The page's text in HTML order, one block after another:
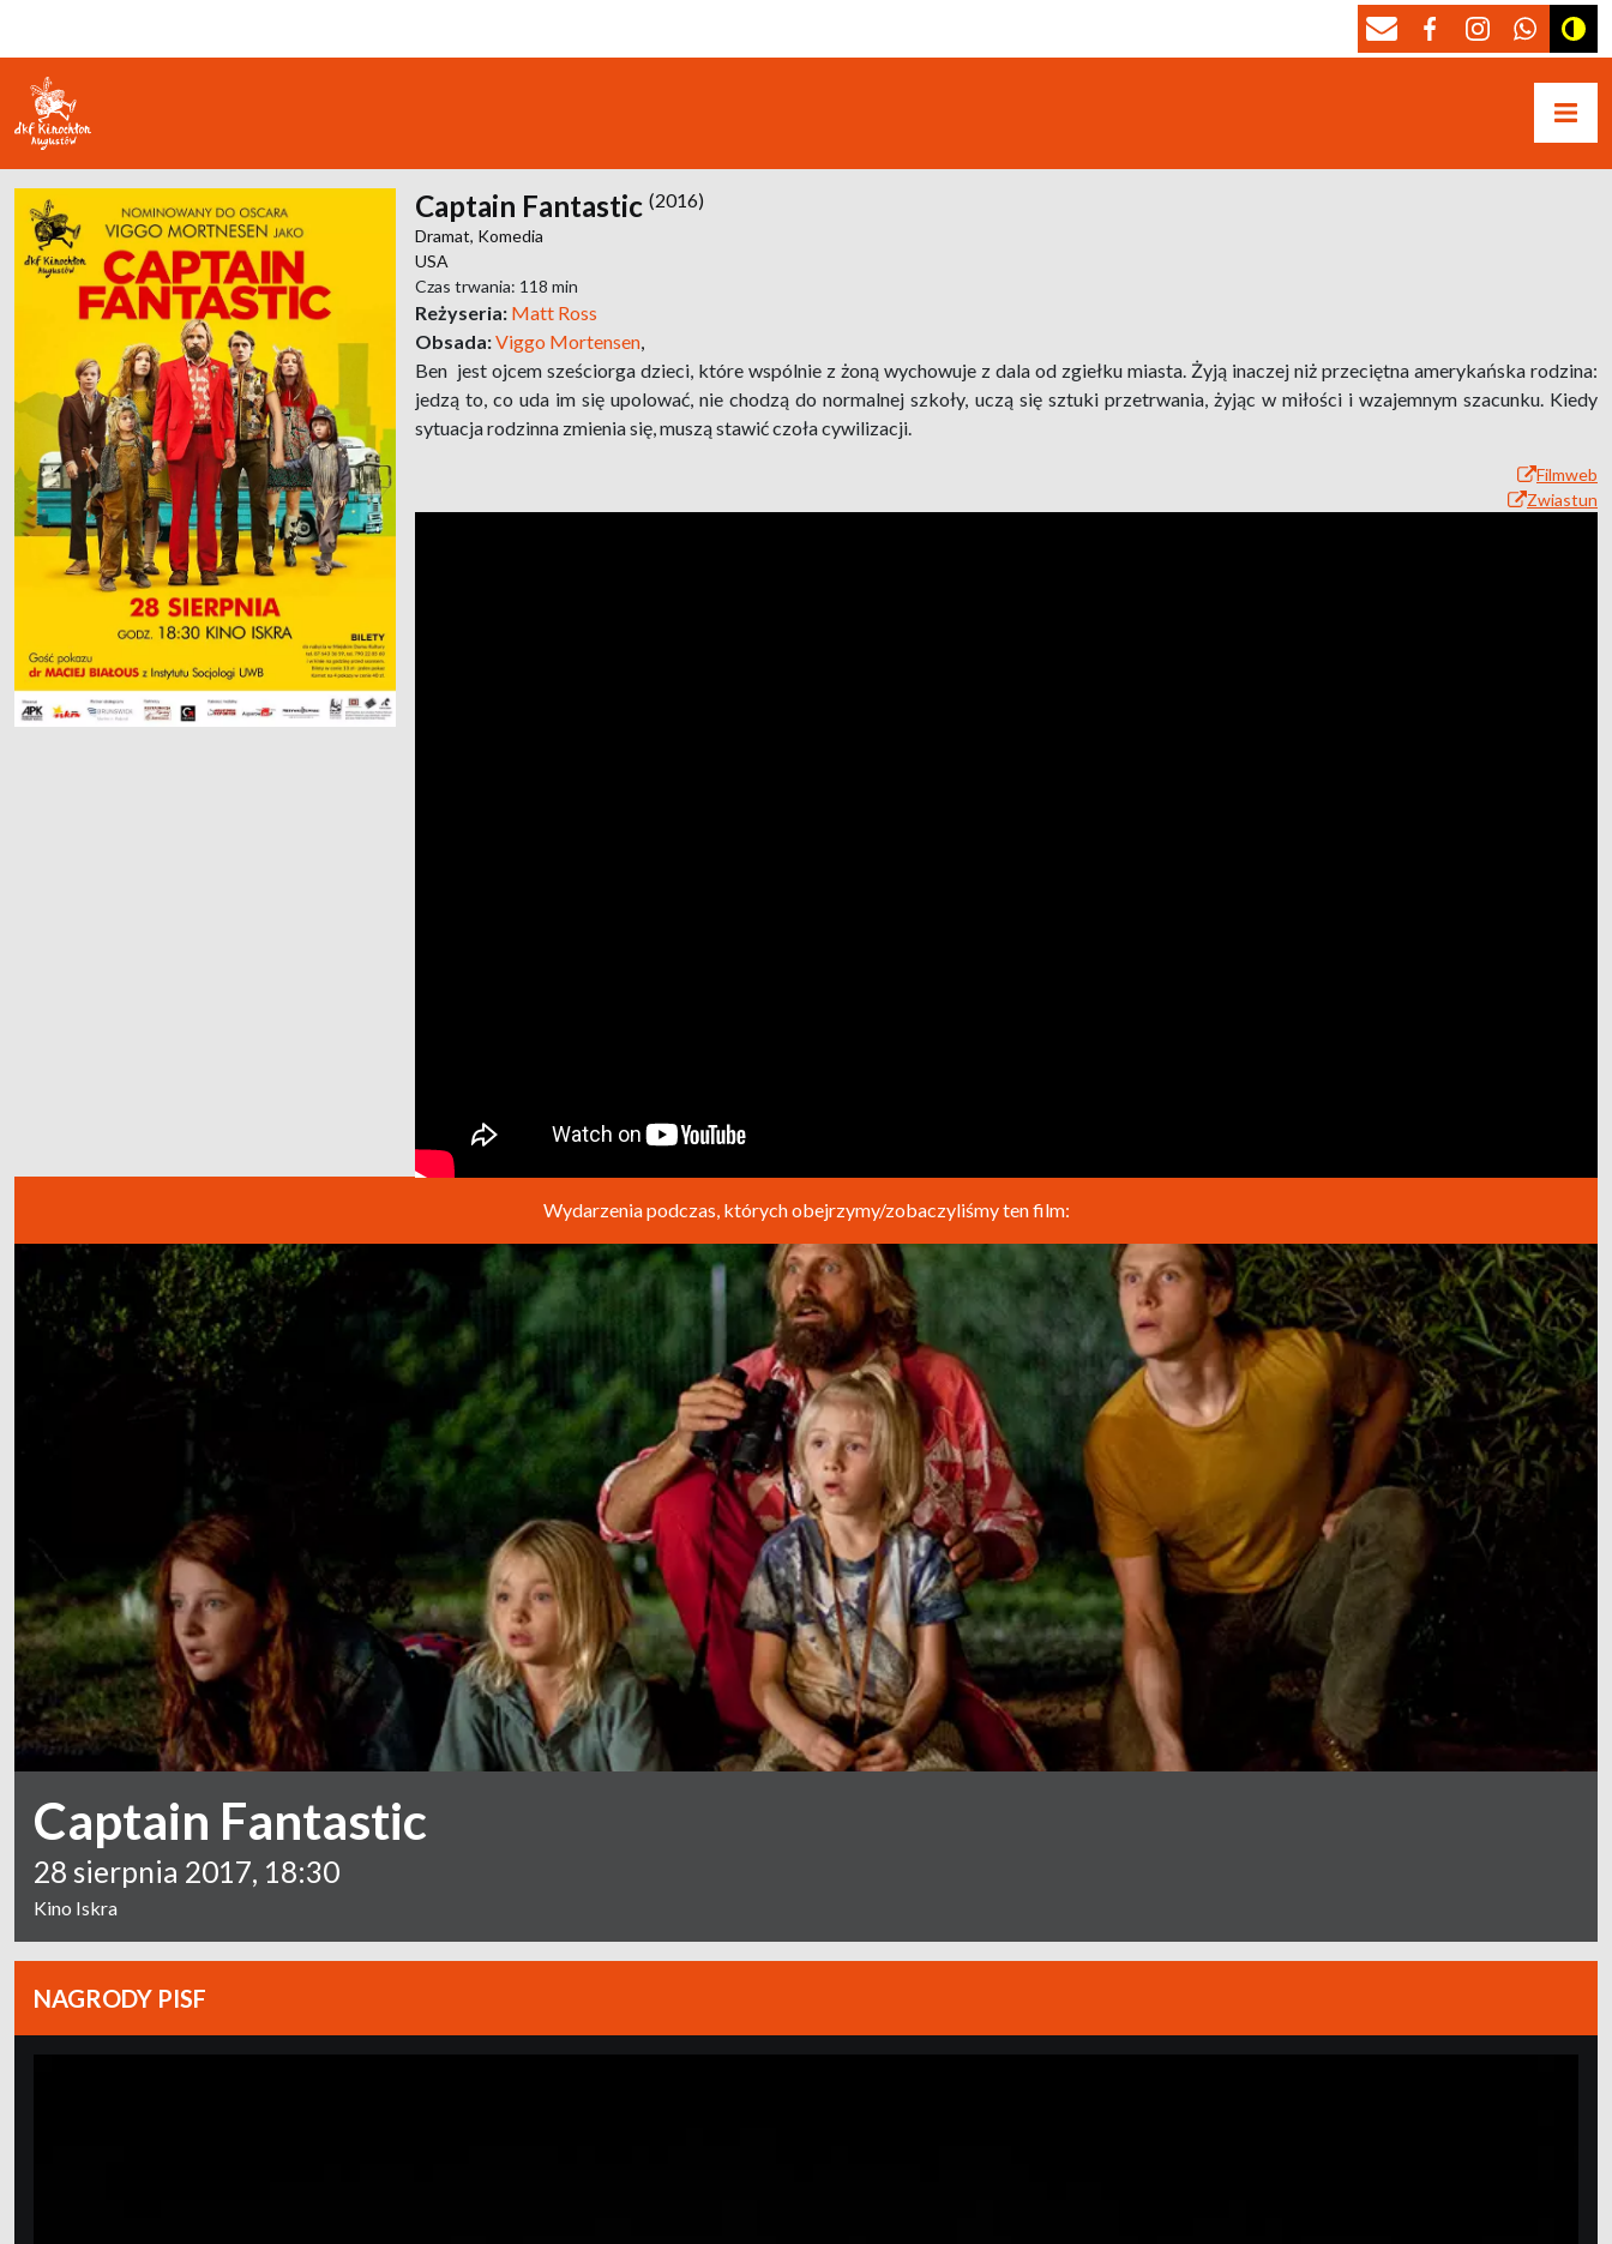
Captain Fantastic (2016)
Dramat, Komedia
USA
Czas trwania: 118 min
Reżyseria: Matt Ross
Obsada:Viggo Mortensen
Ben jest ojcem sześciorga dzieci, które wspólnie z żoną wychowuje z dala od zgiełku miasta. Żyją inaczej niż przeciętna amerykańska rodzina:
jedzą to, co uda im się upolować, nie chodzą do normalnej szkoły, uczą się sztuki przetrwania, żyjąc w miłości i wzajemnym szacunku. Kiedy
sytuacja rodzinna zmienia się, muszą stawić czoła cywilizacji.
Filmweb
Zwiastun
Wydarzenia podczas, których obejrzymy/zobaczyliśmy ten film:
Captain Fantastic
28 sierpnia 2017, 18:30
Kino Iskra
NAGRODY PISF